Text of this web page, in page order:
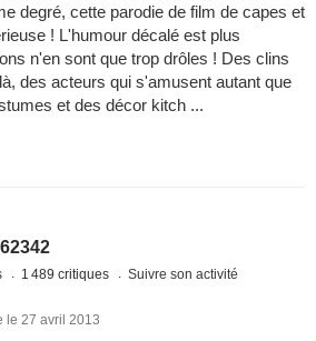
degré, cette parodie de film de capes et
! L'humour décalé est plus
n'en sont que trop drôles ! Des clins
des acteurs qui s'amusent autant que
et des décor kitch ...
1 489 critiques Suivre son activité
le 27 avril 2013